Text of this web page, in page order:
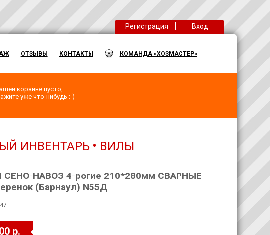
Регистрация | Вход
ОТЗЫВЫ КОНТАКТЫ КОМАНДА «ХОЗМАСТЕР»
корзине пусто,
уже что-нибудь :-)
ИНВЕНТАРЬ• ВИЛЫ
НАВОЗ 4-рогие 210*280мм СВАРНЫЕ
(Барнаул) N55Д
р.